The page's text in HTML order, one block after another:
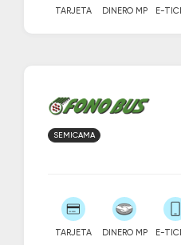
TARJETA DINERO MP E-
SEMICAMA
TARJETA DINERO MP E-